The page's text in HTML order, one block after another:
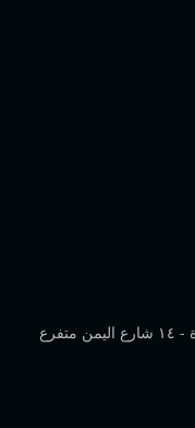
جمهورية مصر العربية - محافظة الجيزة - ١٤ شارع اليمن متفرع